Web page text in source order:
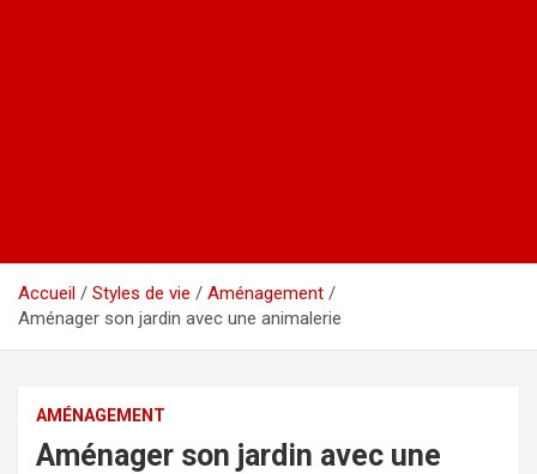
Accueil Styles de vie
Aménagement
Aménager son jardin avec une animalerie
AMÉNAGEMENT
Aménager son jardin avec une